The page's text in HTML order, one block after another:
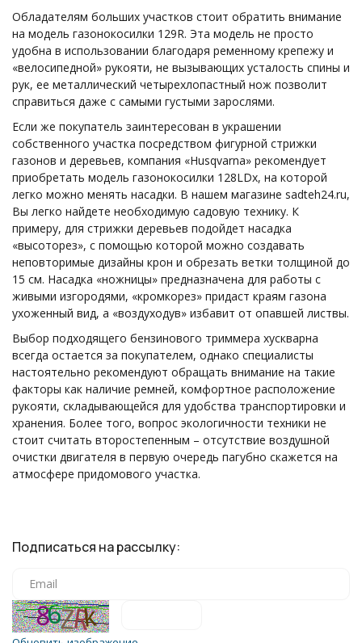
Обладателям больших участков стоит обратить внимание
на модель газонокосилки 129R. Эта модель не просто
удобна в использовании благодаря ременному крепежу и
«велосипедной» рукояти, не вызывающих усталость спины и
рук, ее металлический четырехлопастный нож позволит
справиться даже с самыми густыми зарослями.
Если же покупатель заинтересован в украшении
собственного участка посредством фигурной стрижки
газонов и деревьев, компания «Husqvarna» рекомендует
приобретать модель газонокосилки 128LDx, на которой
легко можно менять насадки. В нашем магазине sadteh24.ru,
Вы легко найдете необходимую садовую технику. К
примеру, для стрижки деревьев подойдет насадка
«высоторез», с помощью которой можно создавать
неповторимые дизайны крон и обрезать ветки толщиной до
15 см. Насадка «ножницы» предназначена для работы с
живыми изгородями, «кромкорез» придаст краям газона
ухоженный вид, а «воздуходув» избавит от опавшей листвы.
Выбор подходящего бензинового триммера хускварна
всегда остается за покупателем, однако специалисты
настоятельно рекомендуют обращать внимание на такие
факторы как наличие ремней, комфортное расположение
рукояти, складывающейся для удобства транспортировки и
хранения. Более того, вопрос экологичности техники не
стоит считать второстепенным – отсутствие воздушной
очистки двигателя в первую очередь пагубно скажется на
атмосфере придомового участка.
Подписаться на рассылку: